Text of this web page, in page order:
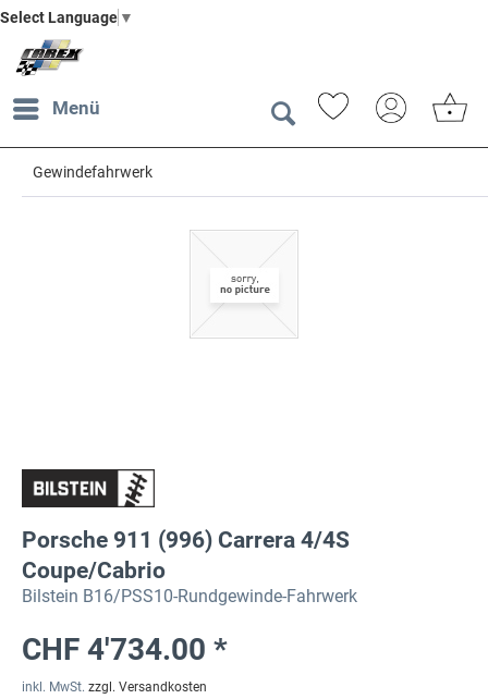
Select Language ▼
Menü
Gewindefahrwerk
Porsche 911 (996) Carrera 4/4S
Coupe/Cabrio
Bilstein B16/PSS10-Rundgewinde-Fahrwerk
CHF 4'734.00 *
inkl. MwSt. zzgl. Versandkosten